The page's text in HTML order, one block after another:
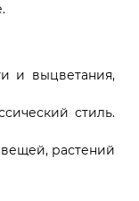
и выцветания,
стиль.
растений